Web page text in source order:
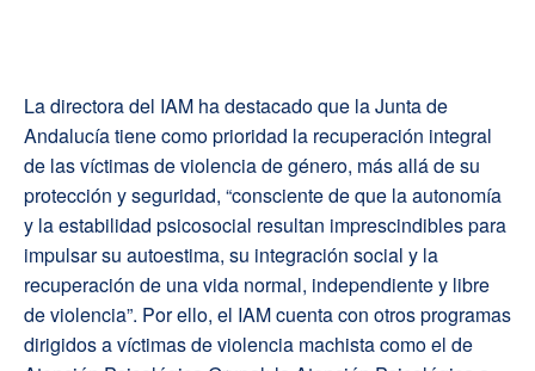
La directora del IAM ha destacado que la Junta de
Andalucía tiene como prioridad la recuperación integral
de las víctimas de violencia de género, más allá de su
protección y seguridad, “consciente de que la autonomía
y la estabilidad psicosocial resultan imprescindibles para
impulsar su autoestima, su integración social y la
recuperación de una vida normal, independiente y libre
de violencia”. Por ello, el IAM cuenta con otros programas
dirigidos a víctimas de violencia machista como el de